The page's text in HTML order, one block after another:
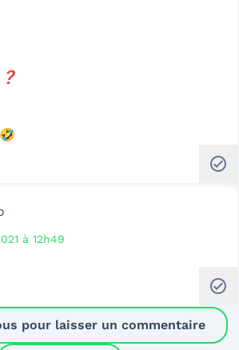
check_circle
à 12h49
check_circle
pour laisser un commentaire